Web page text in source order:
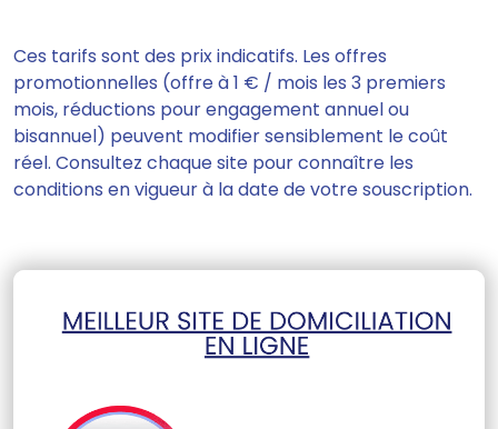
Ces tarifs sont des prix indicatifs. Les offres
promotionnelles (offre à 1 € / mois les 3 premiers
mois, réductions pour engagement annuel ou
bisannuel) peuvent modifier sensiblement le coût
réel. Consultez chaque site pour connaître les
conditions en vigueur à la date de votre souscription.